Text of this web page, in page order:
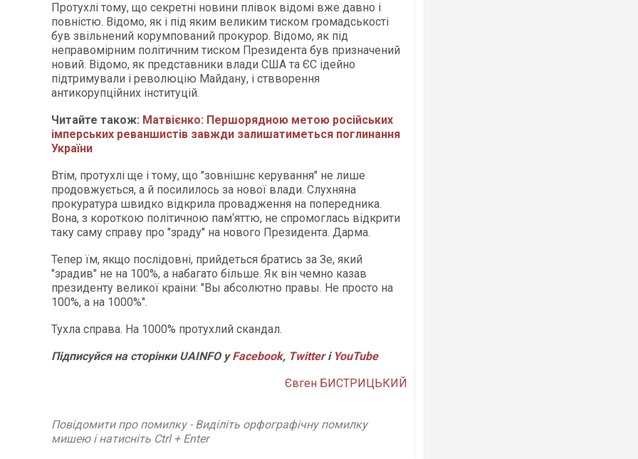
Протухлі тому, що секретні новини плівок відомі вже давно і
повністю. Відомо, як і під яким великим тиском громадськості
був звільнений корумпований прокурор. Відомо, як під
неправомірним політичним тиском Президента був призначений
новий. Відомо, як представники влади США та ЄС ідейно
підтримували і революцію Майдану, і ствворення
антикорупційних інституцій.
Читайте також: Матвієнко: Першорядною метою російських
імперських реваншистів завжди залишатиметься поглинання
України
Втім, протухлі ще і тому, що "зовнішнє керування" не лише
продовжується, а й посилилось за нової влади. Слухняна
прокуратура швидко відкрила провадження на попередника.
Вона, з короткою політичною пам‘яттю, не спромоглась відкрити
таку саму справу про "зраду" на нового Президента. Дарма.
Тепер їм, якщо послідовні, прийдеться братись за Зе, який
"зрадив" не на 100%, а набагато більше. Як він чемно казав
президенту великої краіни: "Вы абсолютно правы. Не просто на
100%, а на 1000%".
Тухла справа. На 1000% протухлий скандал.
Підписуйся на сторінки UAINFO уFacebook, Twitterі YouTube
Євген БИСТРИЦЬКИЙ
Повідомити про помилку - Виділіть орфографічну помилку
мишею і натисніть Ctrl + Enter